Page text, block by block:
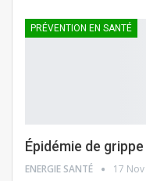
PRÉVENTION EN SANTÉ
Épidémie de
ENERGIE SANTÉ 17